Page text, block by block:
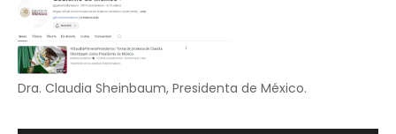
Dra. Claudia Sheinbaum, Presidenta de México.